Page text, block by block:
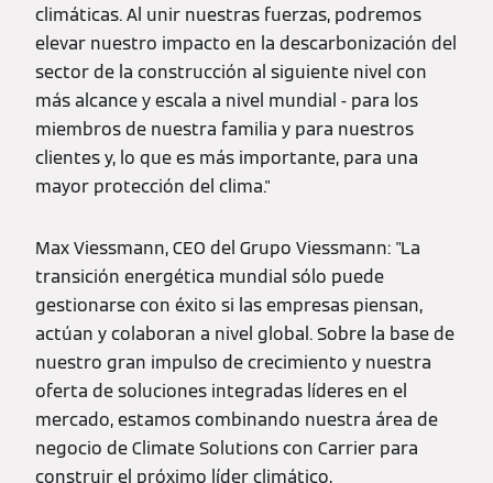
climáticas. Al unir nuestras fuerzas, podremos
elevar nuestro impacto en la descarbonización del
sector de la construcción al siguiente nivel con
más alcance y escala a nivel mundial - para los
miembros de nuestra familia y para nuestros
clientes y, lo que es más importante, para una
mayor protección del clima."
Max Viessmann, CEO del Grupo Viessmann: "La
transición energética mundial sólo puede
gestionarse con éxito si las empresas piensan,
actúan y colaboran a nivel global. Sobre la base de
nuestro gran impulso de crecimiento y nuestra
oferta de soluciones integradas líderes en el
mercado, estamos combinando nuestra área de
negocio de Climate Solutions con Carrier para
construir el próximo líder climático,